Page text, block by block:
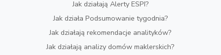
Jak działają Alerty ESPI?
Jak działa Podsumowanie tygodnia?
Jak działają rekomendacje analityków?
Jak działają analizy domów maklerskich?